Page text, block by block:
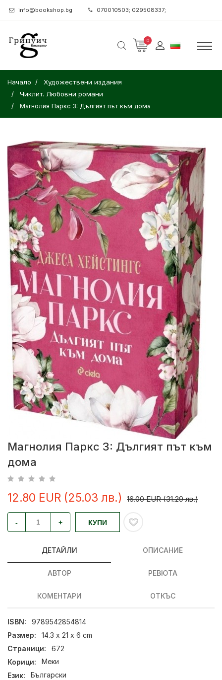
info@bookshop.bg 070010503; 029508337;
0
Начало
Художествени издания
Чиклит. Любовни романи
Магнолия Паркс 3: Дългият път към дома
Магнолия Паркс 3: Дългият път към
дома
12.80 EUR (25.03 лв.) 16.00 EUR (31.29 лв.)
- + КУПИ
ДЕТАЙЛИ ОПИСАНИЕ
АВТОР РЕВЮТА
КОМЕНТАРИ ОТКЪС
ISBN:
9789542854814
Размер:
14.3 x 21 x 6 cm
Страници:
672
Корици:
Меки
Език:
Български